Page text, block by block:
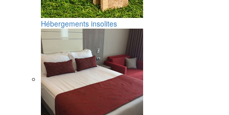
Hébergements insolites